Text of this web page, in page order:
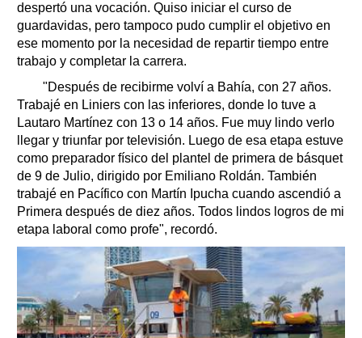
despertó una vocación. Quiso iniciar el curso de
guardavidas, pero tampoco pudo cumplir el objetivo en
ese momento por la necesidad de repartir tiempo entre
trabajo y completar la carrera.
"Después de recibirme volví a Bahía, con 27 años.
Trabajé en Liniers con las inferiores, donde lo tuve a
Lautaro Martínez con 13 o 14 años. Fue muy lindo verlo
llegar y triunfar por televisión. Luego de esa etapa estuve
como preparador físico del plantel de primera de básquet
de 9 de Julio, dirigido por Emiliano Roldán. También
trabajé en Pacífico con Martín Ipucha cuando ascendió a
Primera después de diez años. Todos lindos logros de mi
etapa laboral como profe", recordó.